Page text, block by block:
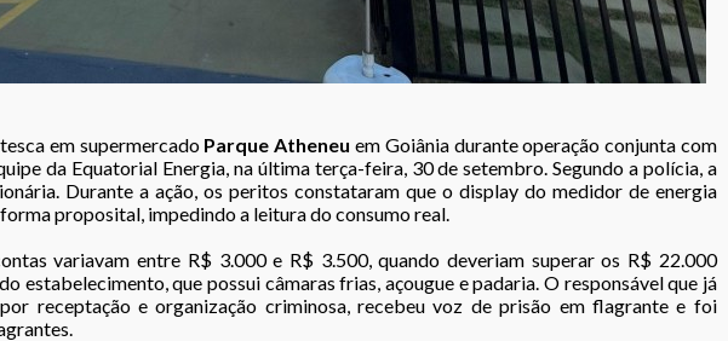
em supermercado Parque Atheneu em Goiânia durante operação conjunta com
da Equatorial Energia, na última terça-feira, 30 de setembro. Segundo a polícia, a
Durante a ação, os peritos constataram que o display do medidor de energia
proposital, impedindo a leitura do consumo real.
variavam entre R$ 3.000 e R$ 3.500, quando deveriam superar os R$ 22.000
estabelecimento, que possui câmaras frias, açougue e padaria. O responsável que já
receptação e organização criminosa, recebeu voz de prisão em flagrante e foi